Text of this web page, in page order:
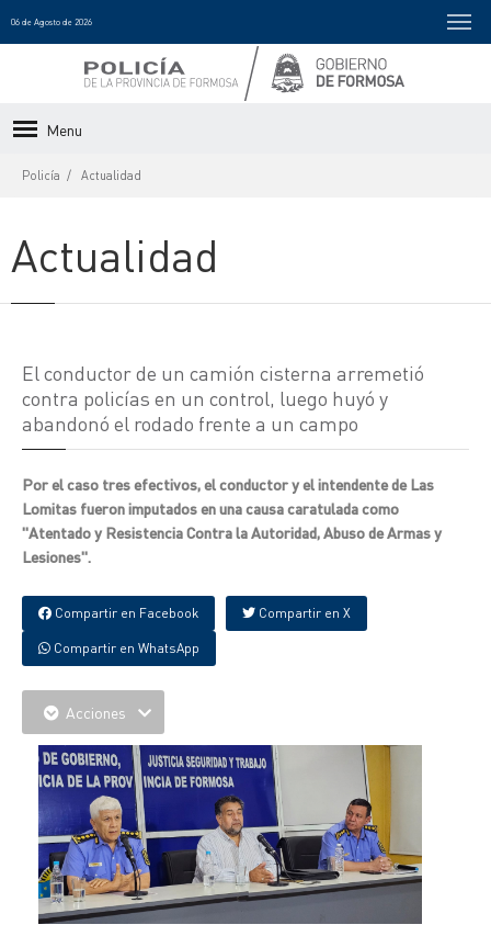
06 de Agosto de 2026
Menu
Policía Actualidad
Actualidad
El conductor de un camión cisterna arremetió
contra policías en un control, luego huyó y
abandonó el rodado frente a un campo
Por el caso tres efectivos, el conductor y el intendente de Las
Lomitas fueron imputados en una causa caratulada como
"Atentado y Resistencia Contra la Autoridad, Abuso de Armas y
Lesiones".
Compartir en Facebook Compartir en X
Compartir en WhatsApp
Acciones